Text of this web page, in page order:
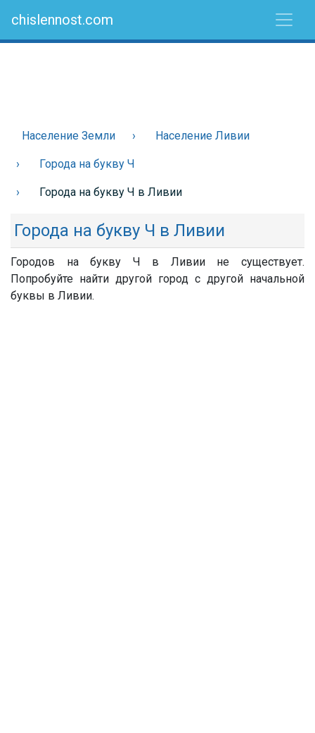
chislennost.com
Население Земли Население Ливии
Города на букву Ч
Города на букву Ч в Ливии
Города на букву Ч в Ливии
Городов на букву Ч в Ливии не существует.
Попробуйте найти другой город с другой начальной
буквы в Ливии.